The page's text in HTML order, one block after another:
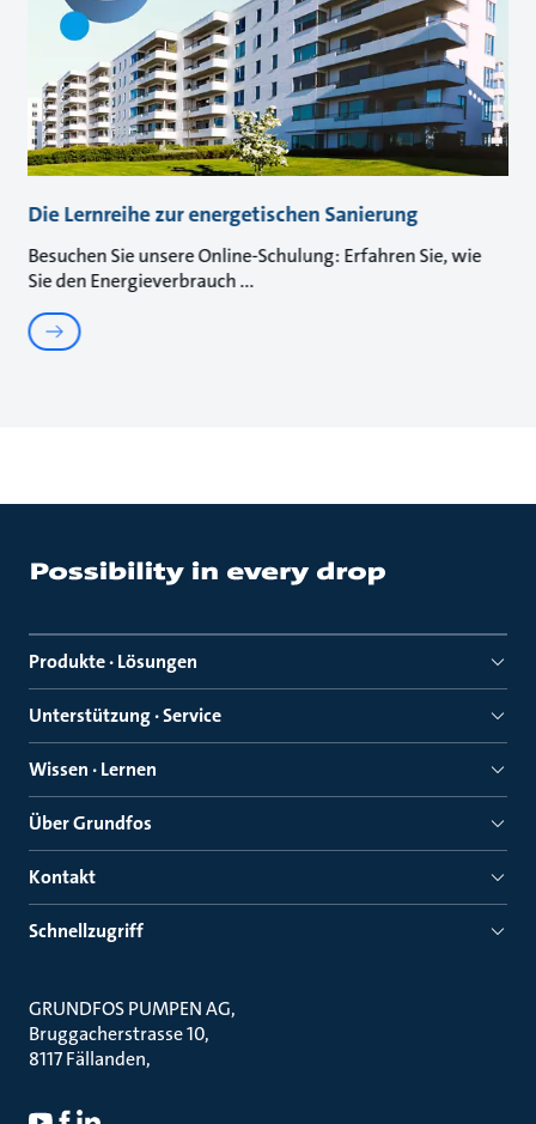
Die Lernreihe zur energetischen Sanierung
Besuchen Sie unsere Online-Schulung: Erfahren Sie, wie
Sie den Energieverbrauch
Produkte · Lösungen
Unterstützung · Service
Wissen · Lernen
Über Grundfos
Kontakt
Schnellzugriff
GRUNDFOS PUMPEN AG
Bruggacherstrasse 10
8117 Fällanden